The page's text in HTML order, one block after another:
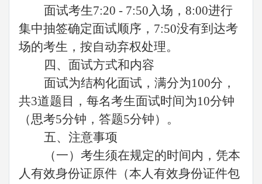
面试考生7:20 - 7:50入场，8:00进行
集中抽签确定面试顺序，7:50没有到达考
场的考生，按自动弃权处理。
四、面试方式和内容
面试为结构化面试，满分为100分，
共3道题目，每名考生面试时间为10分钟
（思考5分钟，答题5分钟）。
五、注意事项
（一）考生须在规定的时间内，凭本
人有效身份证原件（本人有效身份证件包